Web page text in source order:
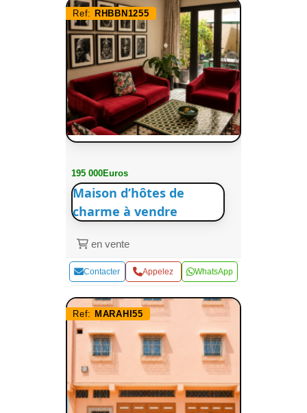
Ref: RHBBN1255
195 000Euros
Maison d’hôtes de
charme à vendre
en vente
Contacter Appelez WhatsApp
Ref: MARAHI55